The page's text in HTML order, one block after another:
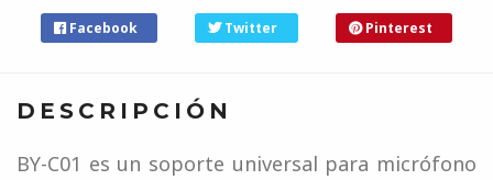
Facebook Twitter Pinterest
DESCRIPCIÓN
BY-C01 es un soporte universal para micrófono